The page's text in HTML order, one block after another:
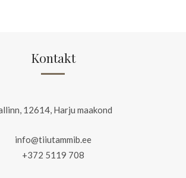
Kontakt
12614, Harju maakond
info@tiiutammib.ee
+372 5119 708